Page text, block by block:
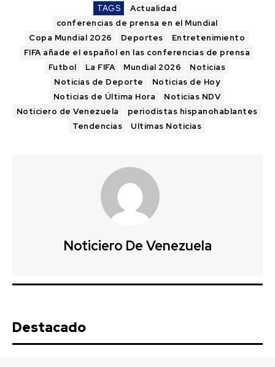
TAGS
Actualidad
conferencias de prensa en el Mundial
Copa Mundial 2026
Deportes
Entretenimiento
FIFA añade el español en las conferencias de prensa
Futbol
La FIFA Mundial 2026
Noticias
Noticias de Deporte
Noticias de Hoy
Noticias de Última Hora
Noticias NDV
Noticiero de Venezuela
periodistas hispanohablantes
Tendencias
Ultimas Noticias
Noticiero De Venezuela
Destacado